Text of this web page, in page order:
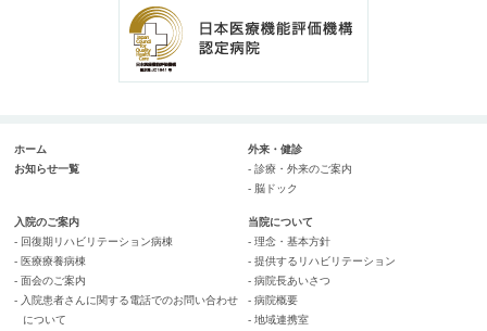
ホーム
お知らせ一覧
外来・健診
- 診療・外来のご案内
- 脳ドック
入院のご案内
- 回復期リハビリテーション病棟
- 医療療養病棟
- 面会のご案内
- 入院患者さんに関する電話でのお問い合わせ
について
当院について
- 理念・基本方針
- 提供するリハビリテーション
- 病院長あいさつ
- 病院概要
- 地域連携室